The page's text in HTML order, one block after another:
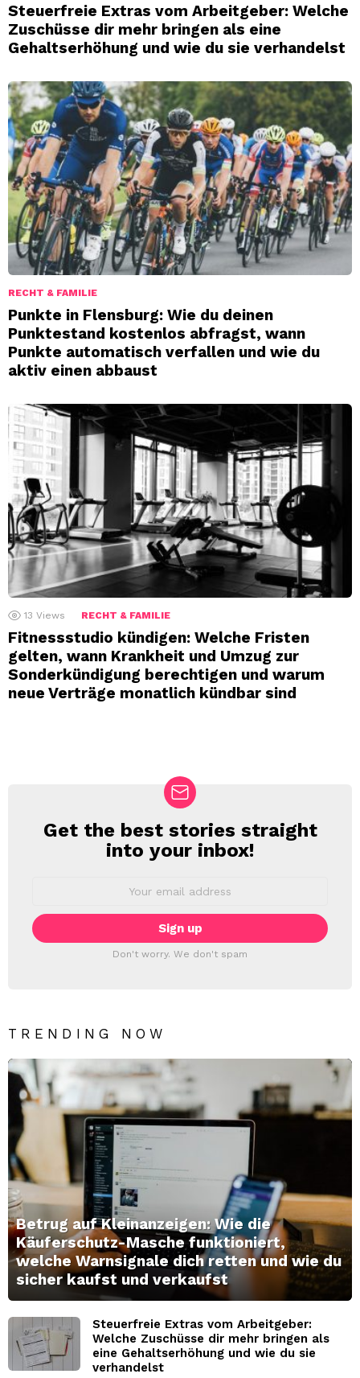
Steuerfreie Extras vom Arbeitgeber: Welche
Zuschüsse dir mehr bringen als eine
Gehaltserhöhung und wie du sie verhandelst
RECHT & FAMILIE
Punkte in Flensburg: Wie du deinen
Punktestand kostenlos abfragst, wann
Punkte automatisch verfallen und wie du
aktiv einen abbaust
13 Views RECHT & FAMILIE
Fitnessstudio kündigen: Welche Fristen
gelten, wann Krankheit und Umzug zur
Sonderkündigung berechtigen und warum
neue Verträge monatlich kündbar sind
NEWSLETTER
Get the best stories straight
into your inbox!
Don't worry. We don't spam
TRENDING NOW
Betrug auf Kleinanzeigen: Wie die
Käuferschutz-Masche funktioniert,
welche Warnsignale dich retten und wie du
sicher kaufst und verkaufst
Steuerfreie Extras vom Arbeitgeber:
Welche Zuschüsse dir mehr bringen als
eine Gehaltserhöhung und wie du sie
verhandelst